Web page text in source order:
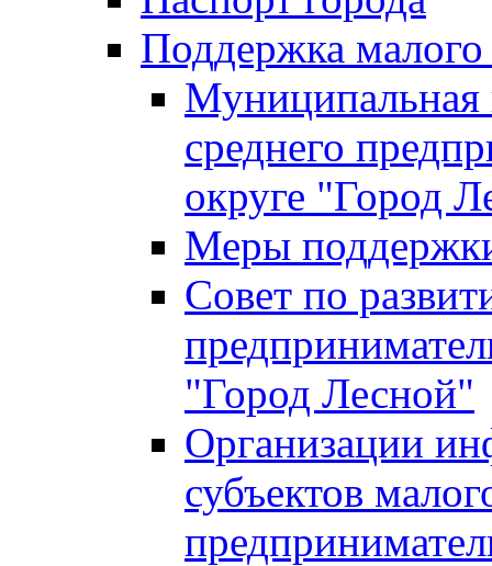
Поддержка малого
Муниципальная
среднего
округе "Город
Меры
Совет по
"Город Лесной"
Организации
субъектов